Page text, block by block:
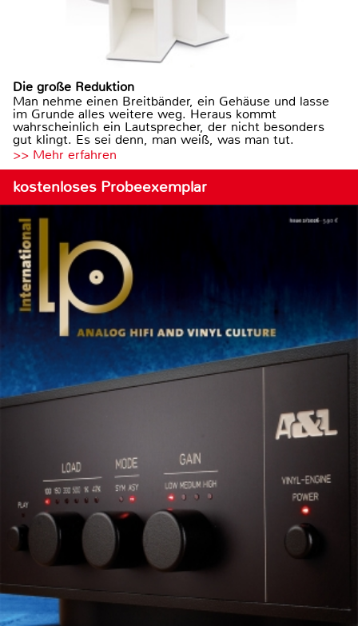
Die große Reduktion
Man nehme einen Breitbänder, ein Gehäuse und lasse
im Grunde alles weitere weg. Heraus kommt
wahrscheinlich ein Lautsprecher, der nicht besonders
gut klingt. Es sei denn, man weiß, was man tut.
>> Mehr erfahren
kostenloses Probeexemplar